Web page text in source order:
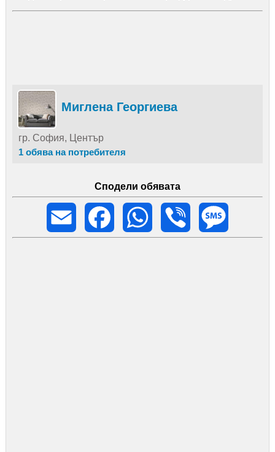
Миглена Георгиева
гр. София, Център
1 обява на потребителя
Сподели обявата
Email
Facebook WhatsApp Viber